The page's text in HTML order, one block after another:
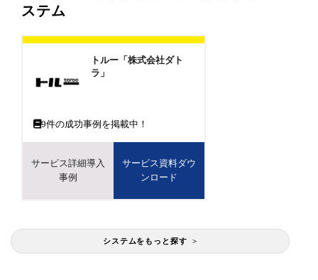
ステム
トルー「株式会社ダト
ラ」
9件の成功事例を掲載中！
サービス詳細導入
事例
サービス資料ダウ
ンロード
システムをもっと探す >